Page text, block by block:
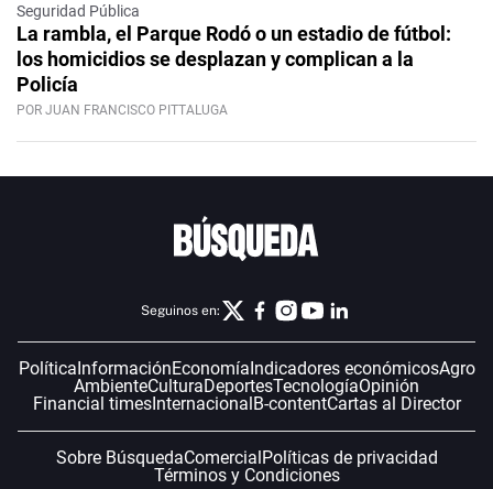
Seguridad Pública
La rambla, el Parque Rodó o un estadio de fútbol:
los homicidios se desplazan y complican a la
Policía
POR JUAN FRANCISCO PITTALUGA
Seguinos en:
Política InformaciónEconomía Indicadores económicosAgro
AmbienteCulturaDeportesTecnologíaOpinión
Financial timesInternacional B-contentCartas al Director
Sobre BúsquedaComercial Políticas de privacidad
Términos y Condiciones